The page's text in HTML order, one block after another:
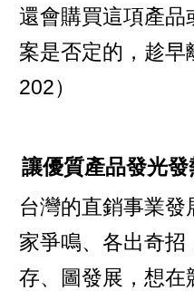
還會購買這項產品
案是否定的，趁早
202）
讓優質產品發光發
台灣的直銷事業
家爭鳴、各出奇招
存、圖發展，想在